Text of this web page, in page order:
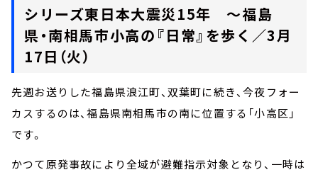
シリーズ東日本大震災15年 ～福島
県・南相馬市小高の『日常』を歩く／3月
17日（火）
先週お送りした福島県浪江町、双葉町に続き、今夜フォー
カスするのは、福島県南相馬市の南に位置する「小高区」
です。
かつて原発事故により全域が避難指示対象となり、一時は